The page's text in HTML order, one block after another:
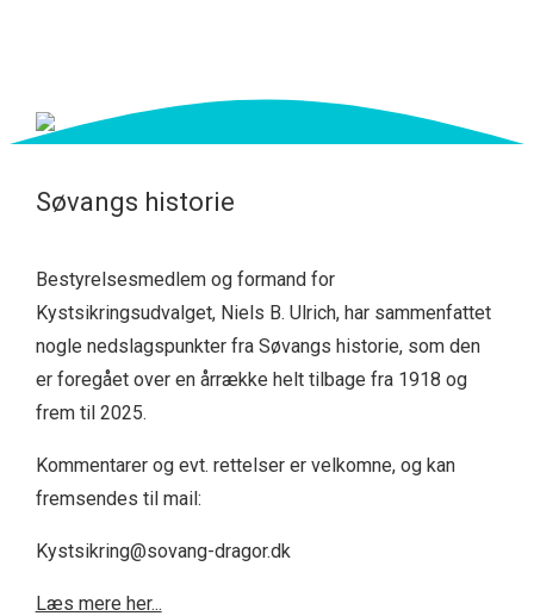
Søvangs historie
Bestyrelsesmedlem og formand for
Kystsikringsudvalget, Niels B. Ulrich, har sammenfattet
nogle nedslagspunkter fra Søvangs historie, som den
er foregået over en årrække helt tilbage fra 1918 og
frem til 2025.
Kommentarer og evt. rettelser er velkomne, og kan
fremsendes til mail:
Kystsikring@sovang-dragor.dk
Læs mere her...